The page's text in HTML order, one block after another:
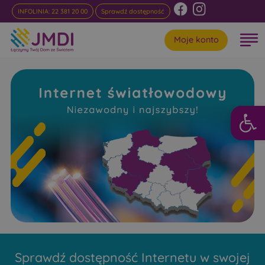
INFOLINIA: 22 381 20 00 Sprawdź dostępność
Moje konto
Internet
Światłowodowy Warpechy
Stare
Niezawodny i najszybszy w rankingach
Sprawdź dostępność Internetu w swojej